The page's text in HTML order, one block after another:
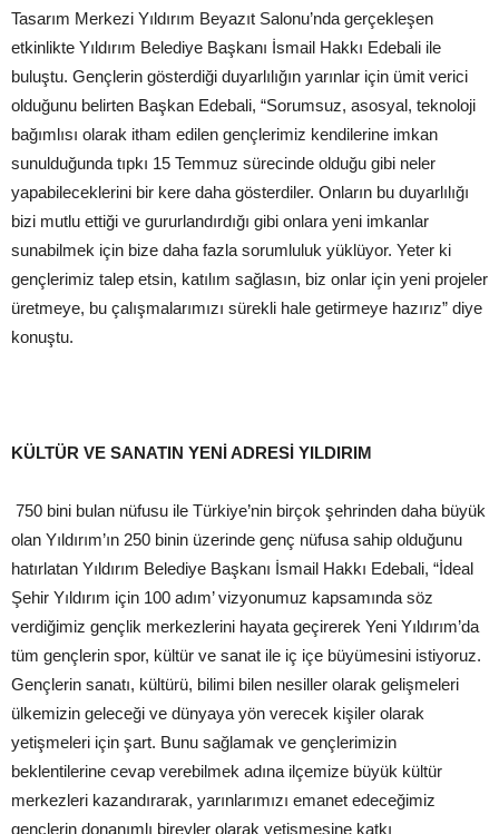
Tasarım Merkezi Yıldırım Beyazıt Salonu’nda gerçekleşen
etkinlikte Yıldırım Belediye Başkanı İsmail Hakkı Edebali ile
buluştu. Gençlerin gösterdiği duyarlılığın yarınlar için ümit verici
olduğunu belirten Başkan Edebali, “Sorumsuz, asosyal, teknoloji
bağımlısı olarak itham edilen gençlerimiz kendilerine imkan
sunulduğunda tıpkı 15 Temmuz sürecinde olduğu gibi neler
yapabileceklerini bir kere daha gösterdiler. Onların bu duyarlılığı
bizi mutlu ettiği ve gururlandırdığı gibi onlara yeni imkanlar
sunabilmek için bize daha fazla sorumluluk yüklüyor. Yeter ki
gençlerimiz talep etsin, katılım sağlasın, biz onlar için yeni projeler
üretmeye, bu çalışmalarımızı sürekli hale getirmeye hazırız” diye
konuştu.
KÜLTÜR VE SANATIN YENİ ADRESİ YILDIRIM
750 bini bulan nüfusu ile Türkiye’nin birçok şehrinden daha büyük
olan Yıldırım’ın 250 binin üzerinde genç nüfusa sahip olduğunu
hatırlatan Yıldırım Belediye Başkanı İsmail Hakkı Edebali, “İdeal
Şehir Yıldırım için 100 adım’ vizyonumuz kapsamında söz
verdiğimiz gençlik merkezlerini hayata geçirerek Yeni Yıldırım’da
tüm gençlerin spor, kültür ve sanat ile iç içe büyümesini istiyoruz.
Gençlerin sanatı, kültürü, bilimi bilen nesiller olarak gelişmeleri
ülkemizin geleceği ve dünyaya yön verecek kişiler olarak
yetişmeleri için şart. Bunu sağlamak ve gençlerimizin
beklentilerine cevap verebilmek adına ilçemize büyük kültür
merkezleri kazandırarak, yarınlarımızı emanet edeceğimiz
gençlerin donanımlı bireyler olarak yetişmesine katkı